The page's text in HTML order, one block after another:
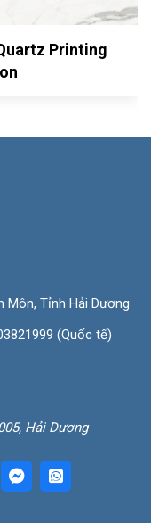
Printing
Môn, Tỉnh Hải Dương
(Quốc tế)
Hải Dương